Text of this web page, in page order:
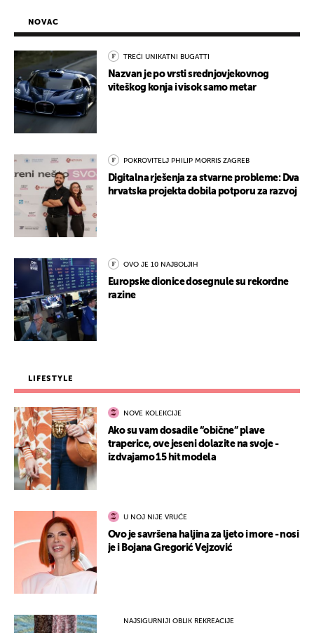
NOVAC
TREĆI UNIKATNI BUGATTI
Nazvan je po vrsti srednjovjekovnog
viteškog konja i visok samo metar
POKROVITELJ PHILIP MORRIS ZAGREB
Digitalna rješenja za stvarne probleme: Dva
hrvatska projekta dobila potporu za razvoj
OVO JE 10 NAJBOLJIH
Europske dionice dosegnule su rekordne
razine
LIFESTYLE
NOVE KOLEKCIJE
Ako su vam dosadile “obične” plave
traperice, ove jeseni dolazite na svoje -
izdvajamo 15 hit modela
U NOJ NIJE VRUĆE
Ovo je savršena haljina za ljeto i more - nosi
je i Bojana Gregorić Vejzović
NAJSIGURNIJI OBLIK REKREACIJE